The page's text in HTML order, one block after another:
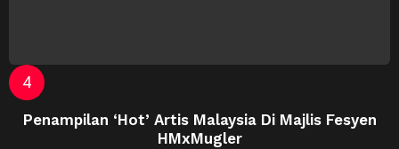
Penampilan ‘Hot’ Artis Malaysia Di Majlis Fesyen
HMxMugler